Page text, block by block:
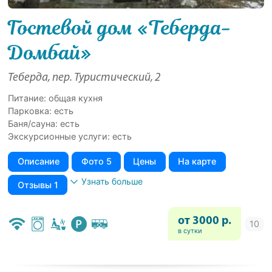
Гостевой дом «Теберда-
Домбай»
Теберда, пер. Туристический, 2
Питание: общая кухня
Парковка: есть
Баня/сауна: есть
Экскурсионные услуги: есть
Описание Фото 5 Цены На карте
Отзывы 1 Узнать больше
от 3000 р.
в сутки